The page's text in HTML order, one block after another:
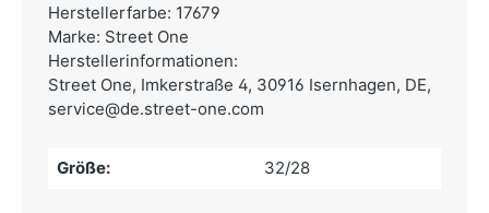
Herstellerfarbe: 17679
Marke: Street One
Herstellerinformationen:
Street One, Imkerstraße 4, 30916 Isernhagen, DE,
service@de.street-one.com
Größe: 32/28